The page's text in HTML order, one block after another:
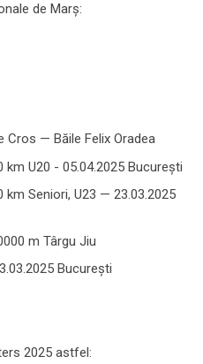
de Marş:
Cros — Băile Felix Oradea
U20 - 05.04.2025 Bucureşti
Seniori, U23 — 23.03.2025
m Târgu Jiu
Bucureşti
2025 astfel: